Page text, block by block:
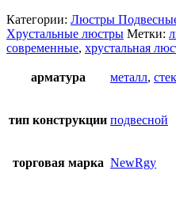
Категории: Люстры
Хрустальные люстры Метки:
современные, хрустальная
арматура металл,
тип конструкции подвесной
торговая марка NewRgy